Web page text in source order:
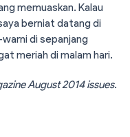
memuaskan. Kalau
berniat datang di
di sepanjang
meriah di malam hari.
August 2014 issues.